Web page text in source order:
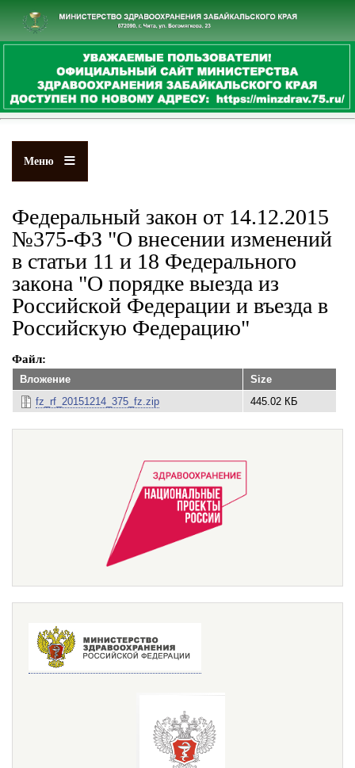
к
основному
содержанию
Меню
Федеральный закон от 14.12.2015
№375-ФЗ "О внесении изменений
в статьи 11 и 18 Федерального
закона "О порядке выезда из
Российской Федерации и въезда в
Российскую Федерацию"
Файл
Вложение
Size
fz_rf_20151214_375_fz.zip
445.02 КБ